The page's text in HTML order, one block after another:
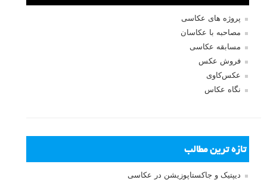
پروژه های عکاسی
مصاحبه با عکاسان
مسابقه عکاسی
فروش عکس
عکس‌کاوی
نگاه عکاس
تازه ترین مطالب
دیپتیک و جاکستا‌پوزیشن در عکاسی